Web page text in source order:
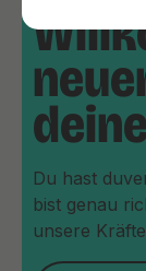
Du hast
bist genau
unsere